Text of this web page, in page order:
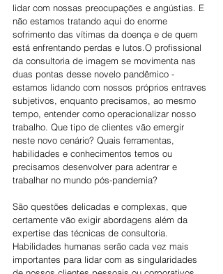
lidar com nossas preocupações e angústias. E
não estamos tratando aqui do enorme
sofrimento das vítimas da doença e de quem
está enfrentando perdas e lutos.O profissional
da consultoria de imagem se movimenta nas
duas pontas desse novelo pandêmico -
estamos lidando com nossos próprios entraves
subjetivos, enquanto precisamos, ao mesmo
tempo, entender como operacionalizar nosso
trabalho. Que tipo de clientes vão emergir
neste novo cenário? Quais ferramentas,
habilidades e conhecimentos temos ou
precisamos desenvolver para adentrar e
trabalhar no mundo pós-pandemia?
São questões delicadas e complexas, que
certamente vão exigir abordagens além da
expertise das técnicas de consultoria.
Habilidades humanas serão cada vez mais
importantes para lidar com as singularidades